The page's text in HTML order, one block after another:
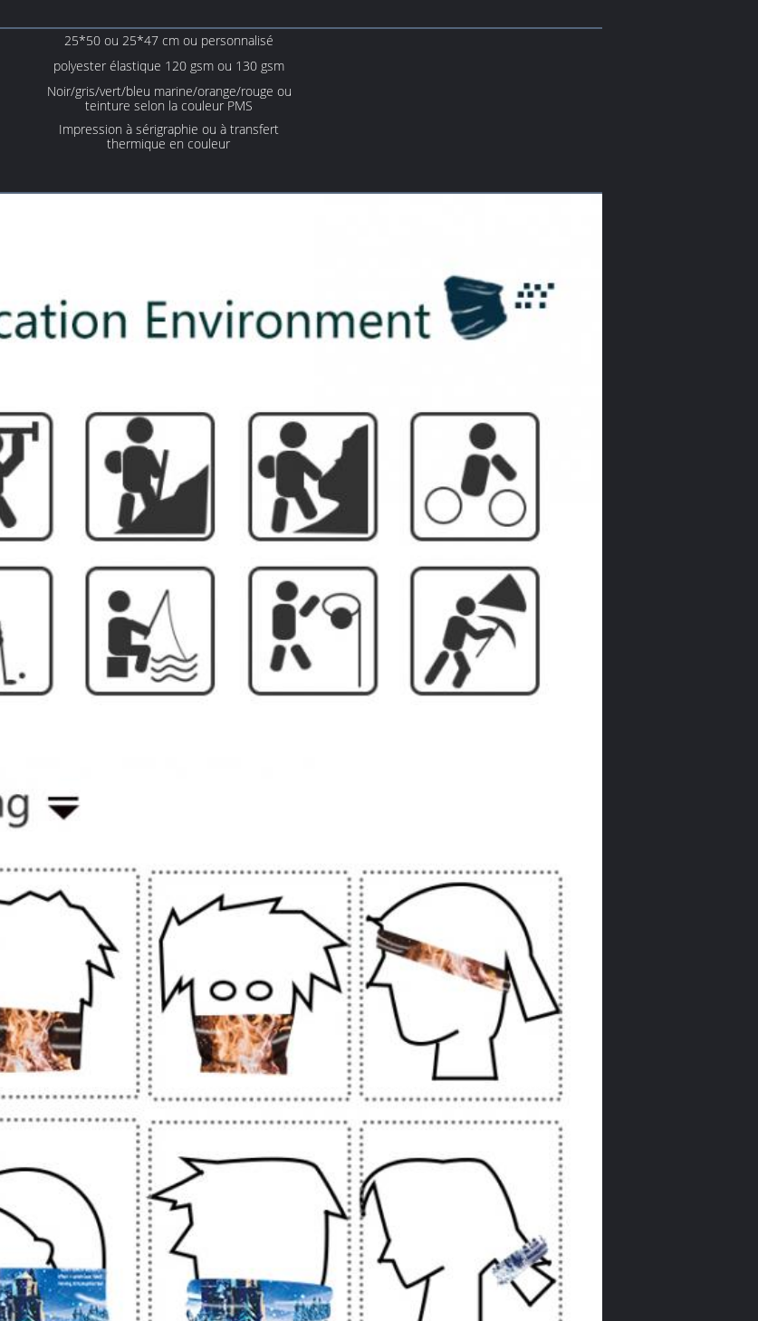
25*50 ou 25*47 cm ou personnalisé
polyester élastique 120 gsm ou 130 gsm
Noir/gris/vert/bleu marine/orange/rouge ou
teinture selon la couleur PMS
Impression à sérigraphie ou à transfert
thermique en couleur